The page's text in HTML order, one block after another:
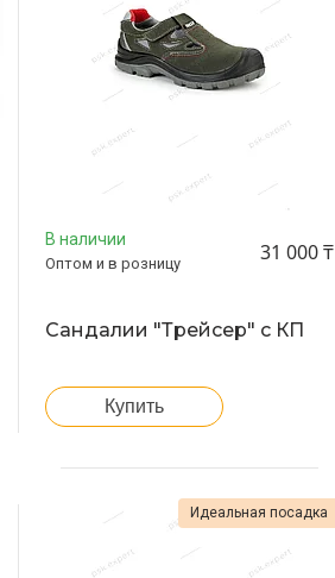
В наличии
Оптом и в розницу 31 000 ₸
Сандалии "Трейсер" с КП
Купить
Идеальная посадка